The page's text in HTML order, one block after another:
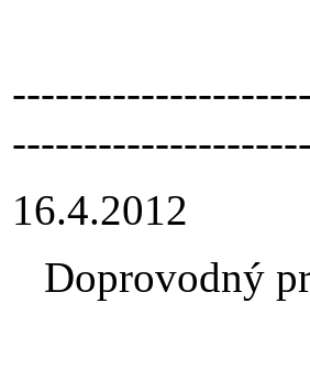
16.4.2012
Doprovodný